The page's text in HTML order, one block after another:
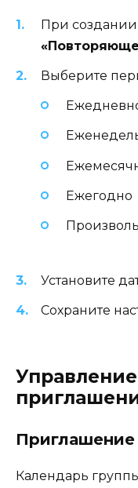
При создании
Выберите
Ежегодно
Установите
Сохраните
Приглашение
Календарь